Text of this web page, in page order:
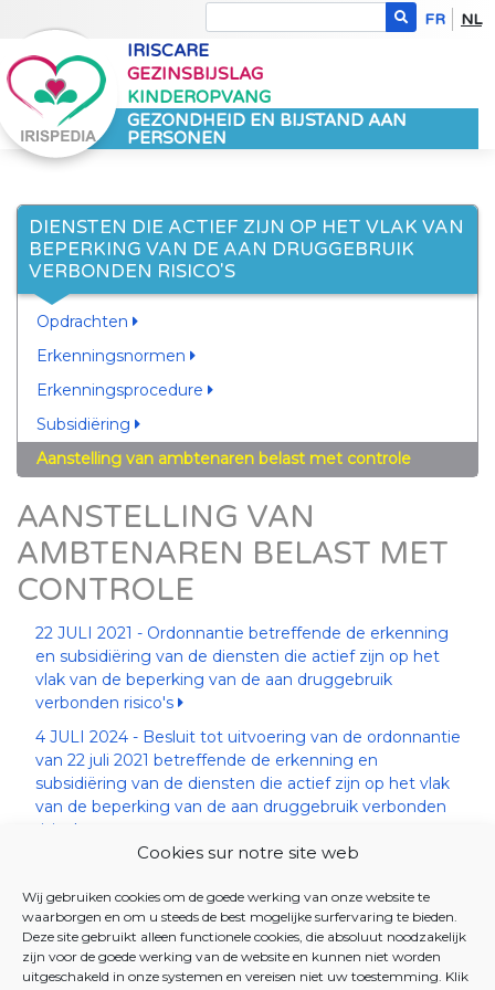
Cookies sur notre site web
Wij gebruiken cookies om de goede werking van onze website te
waarborgen en om u steeds de best mogelijke surfervaring te bieden.
Deze site gebruikt alleen functionele cookies, die absoluut noodzakelijk
zijn voor de goede werking van de website en kunnen niet worden
uitgeschakeld in onze systemen en vereisen niet uw toestemming. Klik
FR NL
IRISCARE
GEZINSBIJSLAG
KINDEROPVANG
GEZONDHEID EN BIJSTAND AAN
PERSONEN
DIENSTEN DIE ACTIEF ZIJN OP HET VLAK VAN
BEPERKING VAN DE AAN DRUGGEBRUIK
VERBONDEN RISICO'S
Opdrachten
Erkenningsnormen
Erkenningsprocedure
Subsidiëring
Aanstelling van ambtenaren belast met controle
AANSTELLING VAN
AMBTENAREN BELAST MET
CONTROLE
22 JULI 2021 - Ordonnantie betreffende de erkenning
en subsidiëring van de diensten die actief zijn op het
vlak van de beperking van de aan druggebruik
verbonden risico's
4 JULI 2024 - Besluit tot uitvoering van de ordonnantie
van 22 juli 2021 betreffende de erkenning en
subsidiëring van de diensten die actief zijn op het vlak
van de beperking van de aan druggebruik verbonden
risico's
4 SEPTEMBER 2025 - Besluit houdende aanstelling
toepassing van de wettelijke en reglementaire
bepalingen betreffende de kinderopvang, de
voorzieningen voor ouderen, de diensten die actief zijn
op het vlak van de beperking van de aan druggebruik